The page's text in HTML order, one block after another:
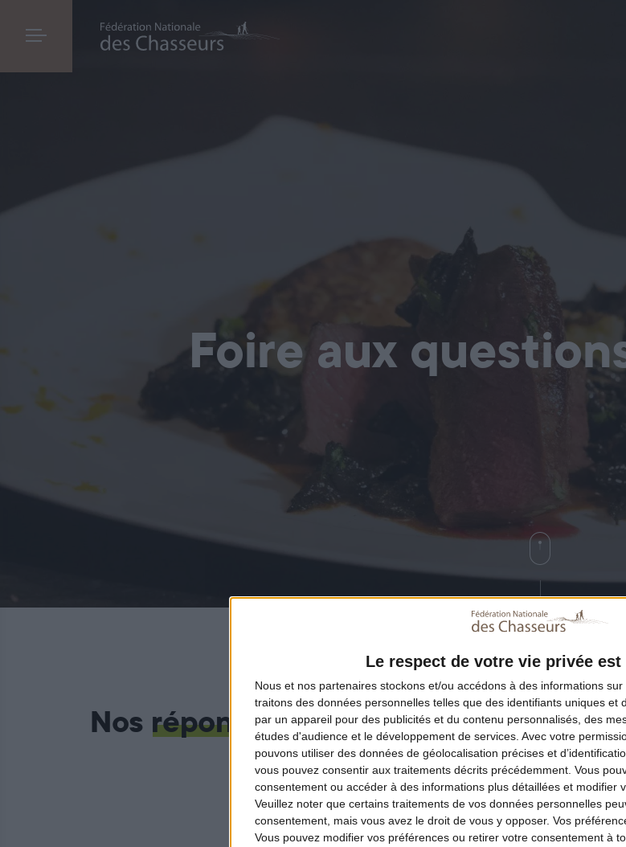
Le respect de votre vie privée
Nous et nos partenaires stockons et/ou accédons à des informations
traitons des données personnelles telles que des identifiants uniques et
par un appareil pour des publicités et du contenu personnalisés, des
études d'audience et le développement de services. Avec votre
pouvons utiliser des données de géolocalisation précises et
vous pouvez consentir aux traitements décrits précédemment. Vous
consentement ou accéder à des informations plus détaillées et modifier
Veuillez noter que certains traitements de vos données personnelles
consentement, mais vous avez le droit de vous y opposer. Vos
Vous pouvez modifier vos préférences ou retirer votre consentement à
Foire aux
Nos réponses
VENAISON
Pourquoi la
des Chasseurs
dans l’assiette des